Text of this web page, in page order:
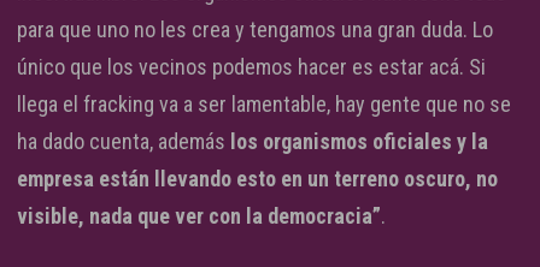
para que uno no les crea y tengamos una gran duda. Lo
único que los vecinos podemos hacer es estar acá. Si
llega el fracking va a ser lamentable, hay gente que no se
ha dado cuenta, además los organismos oficiales y la
empresa están llevando esto en un terreno oscuro, no
visible, nada que ver con la democracia”.